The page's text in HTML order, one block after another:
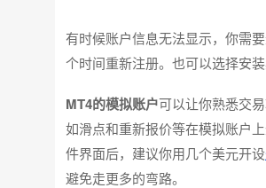
有时候账户信息无法显示，你需
个时间重新注册。也可以选择安
MT4的模拟账户可以让你熟悉交
如滑点和重新报价等在模拟账户
件界面后，建议你用几个美元开设
避免走更多的弯路。